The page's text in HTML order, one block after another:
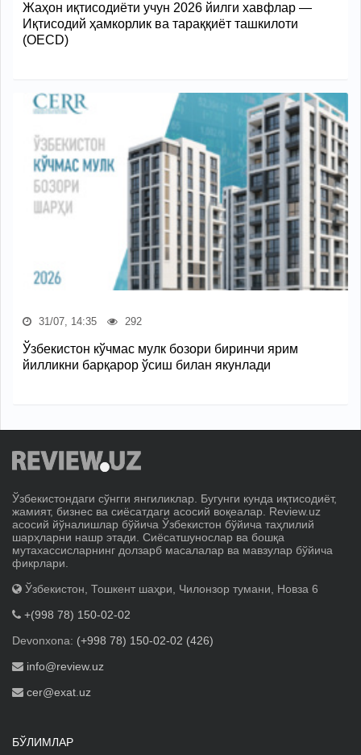
Жаҳон иқтисодиёти учун 2026 йилги хавфлар —
Иқтисодий ҳамкорлик ва тараққиёт ташкилоти
(OECD)
31/07, 14:35 292
Ўзбекистон кўчмас мулк бозори биринчи ярим
йилликни барқарор ўсиш билан якунлади
Ўзбекистондаги сўнгги янгиликлар. Бугунги кунда иқтисодиёт,
жамият, бизнес ва сиёсатдаги асосий воқеалар. Review.uz
асосий йўналишлар бўйича Ўзбекистон бўйича таҳлилий
шарҳларни нашр этади. Сиёсатшунослар ва бошқа
мутахассисларнинг долзарб масалалар ва мавзулар бўйича
фикрлари.
Ўзбекистон, Тошкент шаҳри, Чилонзор тумани, Новза 6
+(998 78) 150-02-02
Devonxona: (+998 78) 150-02-02 (426)
info@review.uz
cer@exat.uz
БЎЛИМЛАР